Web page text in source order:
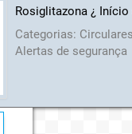
Rosiglitazona ¿
Categorias: Circulares
Alertas de segurança